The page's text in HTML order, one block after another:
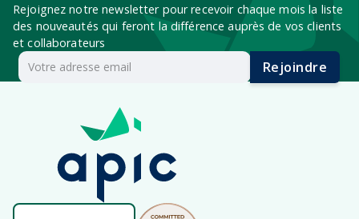
Rejoignez notre newsletter pour recevoir chaque mois la liste
des nouveautés qui feront la différence auprès de vos clients
et collaborateurs
Rejoindre